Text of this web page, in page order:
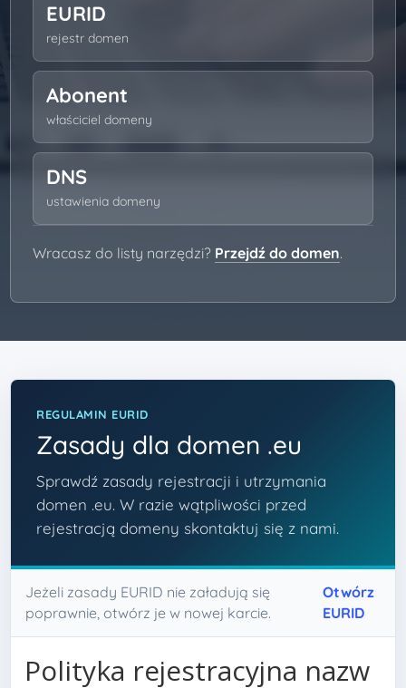
EURID
rejestr domen
Abonent
właściciel domeny
DNS
ustawienia domeny
Wracasz do listy narzędzi? Przejdź do domen.
REGULAMIN EURID
Zasady dla domen .eu
Sprawdź zasady rejestracji i utrzymania
domen .eu. W razie wątpliwości przed
rejestracją domeny skontaktuj się z nami.
Jeżeli zasady EURID nie załadują się
poprawnie, otwórz je w nowej karcie.
Otwórz
EURID